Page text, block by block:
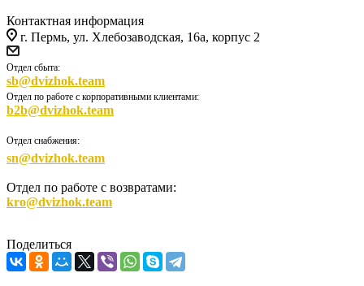
Контактная информация
г. Пермь, ул. Хлебозаводская, 16а, корпус 2
Отдел сбыта:
sb@dvizhok.team
Отдел по работе с корпоративными клиентами:
b2b@dvizhok.team
Отдел снабжения:
sn@dvizhok.team
Отдел по работе с возвратами:
kro@dvizhok.team
Поделиться